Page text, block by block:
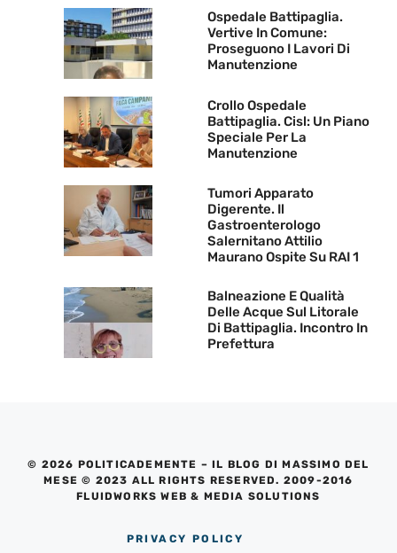
Ospedale Battipaglia.
Vertive In Comune:
Proseguono I Lavori Di
Manutenzione
Crollo Ospedale
Battipaglia. Cisl: Un Piano
Speciale Per La
Manutenzione
Tumori Apparato
Digerente. Il
Gastroenterologo
Salernitano Attilio
Maurano Ospite Su RAI 1
Balneazione E Qualità
Delle Acque Sul Litorale
Di Battipaglia. Incontro In
Prefettura
© 2026 POLITICADEMENTE – IL BLOG DI MASSIMO DEL
MESE © 2023 ALL RIGHTS RESERVED. 2009-2016
FLUIDWORKS WEB & MEDIA SOLUTIONS
PRIVACY POLICY